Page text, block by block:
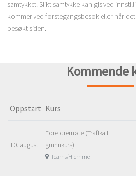
samtykket. Slikt samtykke kan gis ved
kommer ved førstegangsbesøk eller når
besøkt siden.
Kommende
Oppstart Kurs
10. august
Foreldremøte (Trafikalt
grunnkurs)
Teams/Hjemme